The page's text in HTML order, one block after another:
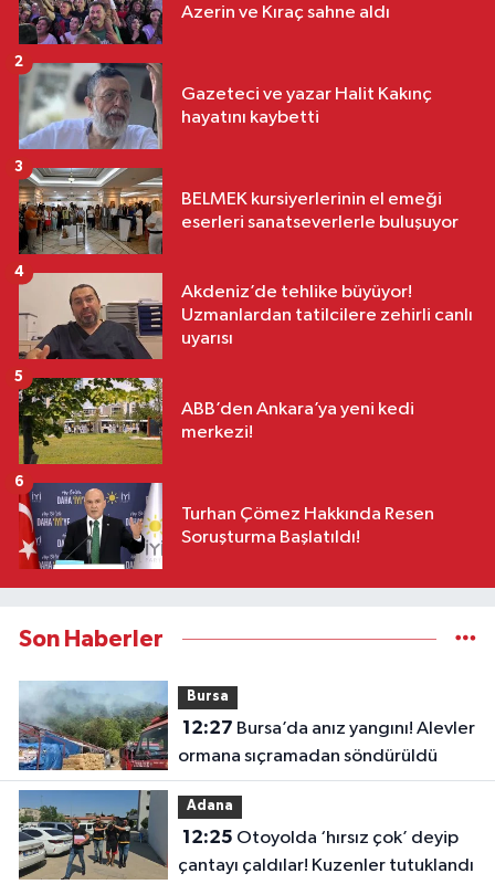
Azerin ve Kıraç sahne aldı
Gazeteci ve yazar Halit Kakınç
hayatını kaybetti
2
BELMEK kursiyerlerinin el emeği
eserleri sanatseverlerle buluşuyor
3
Akdeniz’de tehlike büyüyor!
Uzmanlardan tatilcilere zehirli canlı
uyarısı
4
ABB’den Ankara’ya yeni kedi
merkezi!
5
Turhan Çömez Hakkında Resen
Soruşturma Başlatıldı!
6
Son Haberler
Bursa
12:27
ormana sıçramadan söndürüldü
Adana
12:25
çantayı çaldılar! Kuzenler tutuklandı